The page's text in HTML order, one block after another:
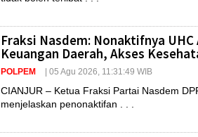
Fraksi Nasdem: Nonaktifnya
Keuangan Daerah, Akses
POLPEM | 05 Agu 2026, 11:31:49 WIB
CIANJUR – Ketua Fraksi Partai Nasdem
menjelaskan penonaktifan . . .